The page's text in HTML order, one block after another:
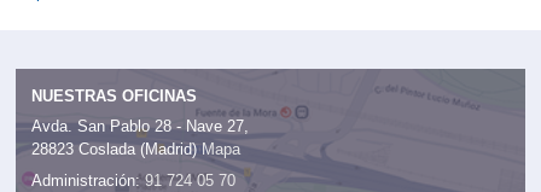
NUESTRAS OFICINAS
Avda. San Pablo 28 - Nave 27,
28823 Coslada (Madrid) Mapa
Administración: 91 724 05 70